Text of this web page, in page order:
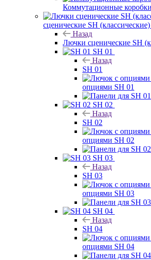
Коммутационные
сценические SH (классические)
Назад
Лючки сценические SH
SH 01
Назад
SH 01
опциями SH 01
SH 02
Назад
SH 02
опциями SH 02
SH 03
Назад
SH 03
опциями SH 03
SH 04
Назад
SH 04
опциями SH 04